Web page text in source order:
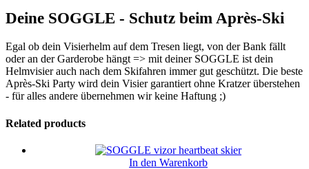
Deine SOGGLE - Schutz beim Après-Ski
Egal ob dein Visierhelm auf dem Tresen liegt, von der Bank fällt
oder an der Garderobe hängt => mit deiner SOGGLE ist dein
Helmvisier auch nach dem Skifahren immer gut geschützt. Die beste
Après-Ski Party wird dein Visier garantiert ohne Kratzer überstehen
- für alles andere übernehmen wir keine Haftung ;)
Related products
In den Warenkorb